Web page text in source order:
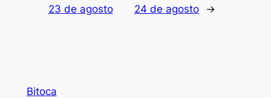
23 de agosto
24 de agosto
→
Bitoca